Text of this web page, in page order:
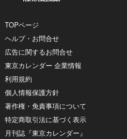
TOPページ
ヘルプ・お問合せ
広告に関するお問合せ
東京カレンダー 企業情報
利用規約
個人情報保護方針
著作権・免責事項について
特定商取引法に基づく表示
月刊誌『東京カレンダー』